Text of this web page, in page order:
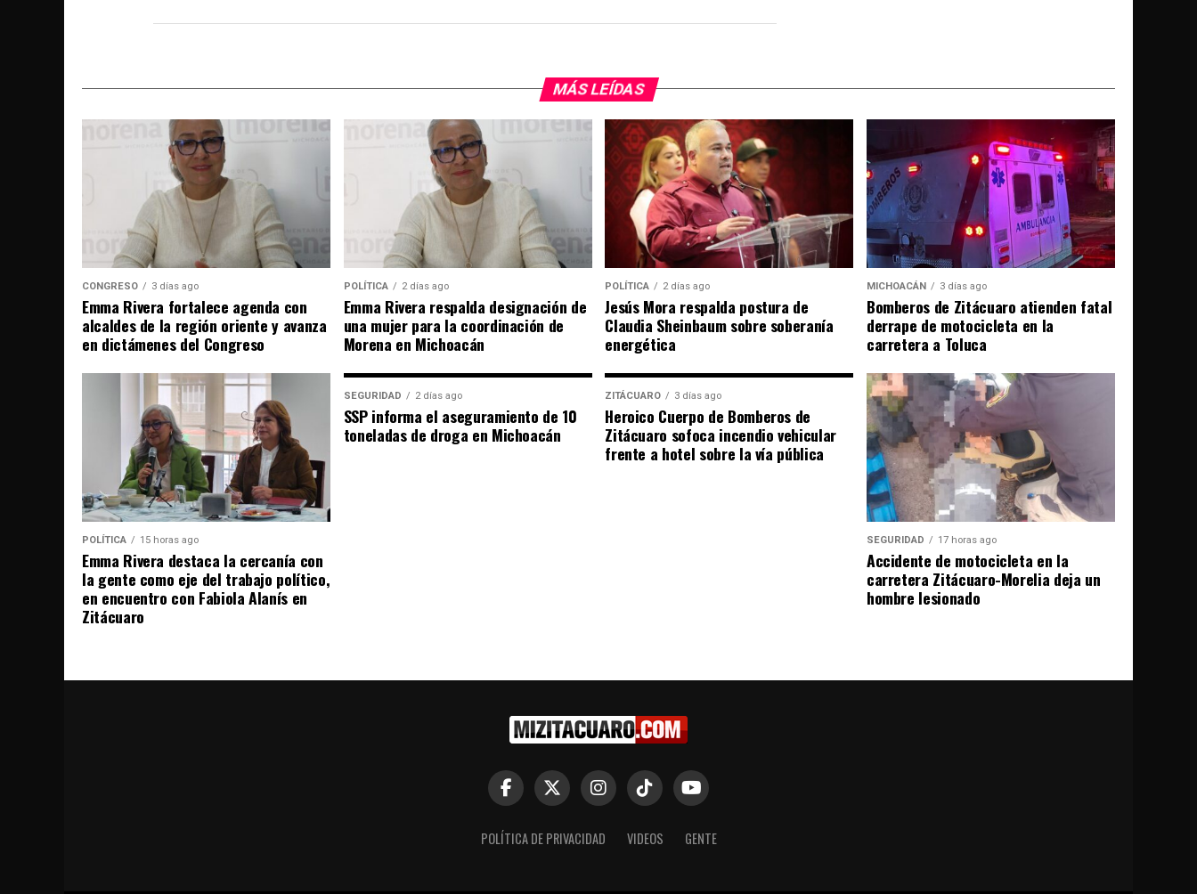
MÁS LEÍDAS
CONGRESO 3 días ago
Emma Rivera fortalece agenda con
alcaldes de la región oriente y avanza
en dictámenes del Congreso
POLÍTICA 2 días ago
Emma Rivera respalda designación de
una mujer para la coordinación de
Morena en Michoacán
POLÍTICA 2 días ago
Jesús Mora respalda postura de
Claudia Sheinbaum sobre soberanía
energética
MICHOACÁN 3 días ago
Bomberos de Zitácuaro atienden fatal
derrape de motocicleta en la
carretera a Toluca
POLÍTICA 15 horas ago
Emma Rivera destaca la cercanía con
la gente como eje del trabajo político,
en encuentro con Fabiola Alanís en
Zitácuaro
SEGURIDAD 2 días ago
SSP informa el aseguramiento de 10
toneladas de droga en Michoacán
ZITÁCUARO 3 días ago
Heroico Cuerpo de Bomberos de
Zitácuaro sofoca incendio vehicular
frente a hotel sobre la vía pública
SEGURIDAD 17 horas ago
Accidente de motocicleta en la
carretera Zitácuaro-Morelia deja un
hombre lesionado
POLÍTICA DE PRIVACIDAD VIDEOS GENTE